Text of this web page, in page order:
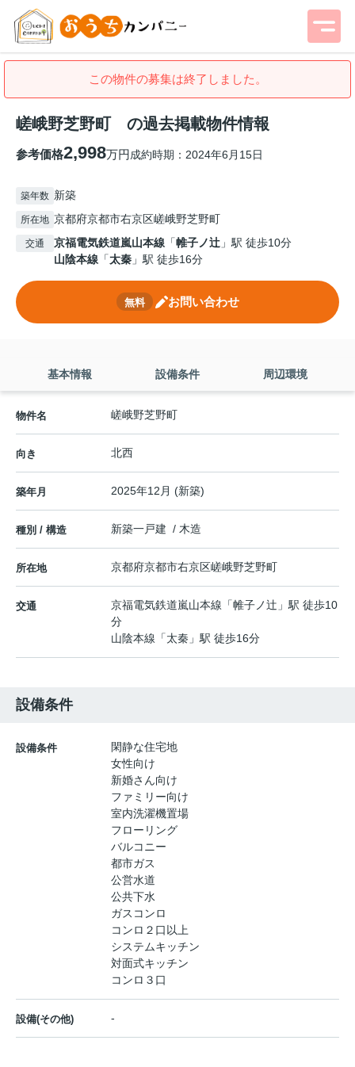
この物件の募集は終了しました。
嵯峨野芝野町 の過去掲載物件情報
参考価格2,998万円成約時期：2024年6月15日
築年数 新築
所在地 京都府京都市右京区嵯峨野芝野町
交通 京福電気鉄道嵐山本線 「帷子ノ辻 」駅 徒歩10分
山陰本線 「太秦 」駅 徒歩16分
無料 お問い合わせ
基本情報 設備条件 周辺環境
物件名 嵯峨野芝野町
向き 北西
築年月 2025年12月 (新築)
種別 / 構造 新築一戸建 / 木造
所在地 京都府京都市右京区嵯峨野芝野町
交通 京福電気鉄道嵐山本線 「帷子ノ辻 」駅 徒歩10
分
山陰本線 「太秦 」駅 徒歩16分
設備条件
設備条件
閑静な住宅地
女性向け
新婚さん向け
ファミリー向け
室内洗濯機置場
フローリング
バルコニー
都市ガス
公営水道
公共下水
ガスコンロ
コンロ２口以上
システムキッチン
対面式キッチン
コンロ３口
設備(その他) -